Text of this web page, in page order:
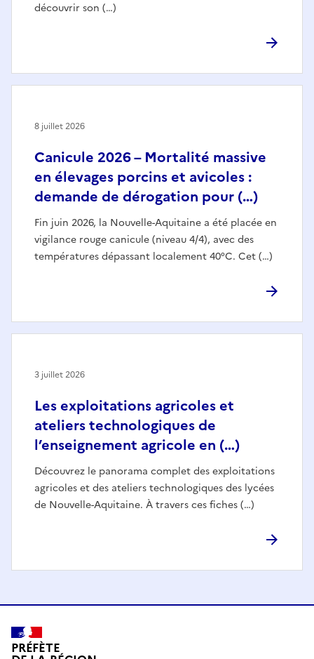
découvrir son (…)
Canicule 2026 – Mortalité massive
en élevages porcins et avicoles :
demande de dérogation pour (…)
Fin juin 2026, la Nouvelle-Aquitaine a été placée en
vigilance rouge canicule (niveau 4/4), avec des
températures dépassant localement 40°C. Cet (…)
8 juillet 2026
Les exploitations agricoles et
ateliers technologiques de
l’enseignement agricole en (…)
Découvrez le panorama complet des exploitations
agricoles et des ateliers technologiques des lycées
de Nouvelle-Aquitaine. À travers ces fiches (…)
3 juillet 2026
PRÉFÈTE